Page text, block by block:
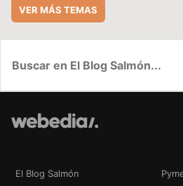
VER MÁS TEMAS
El Blog Salmón